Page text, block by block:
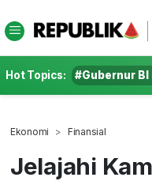
Hot Topics: #Gubernur
Ekonomi Finansial
Jelajahi